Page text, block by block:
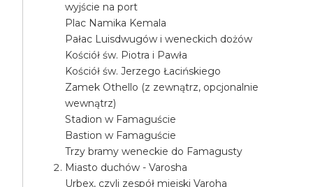
wyjście na port
Plac Namika Kemala
Pałac Luisdwugów i weneckich dożów
Kościół św. Piotra i Pawła
Kościół św. Jerzego Łacińskiego
Zamek Othello (z zewnątrz, opcjonalnie
wewnątrz)
Stadion w Famaguście
Bastion w Famaguście
Trzy bramy weneckie do Famagusty
Miasto duchów - Varosha
Urbex, czyli zespół miejski Varoha